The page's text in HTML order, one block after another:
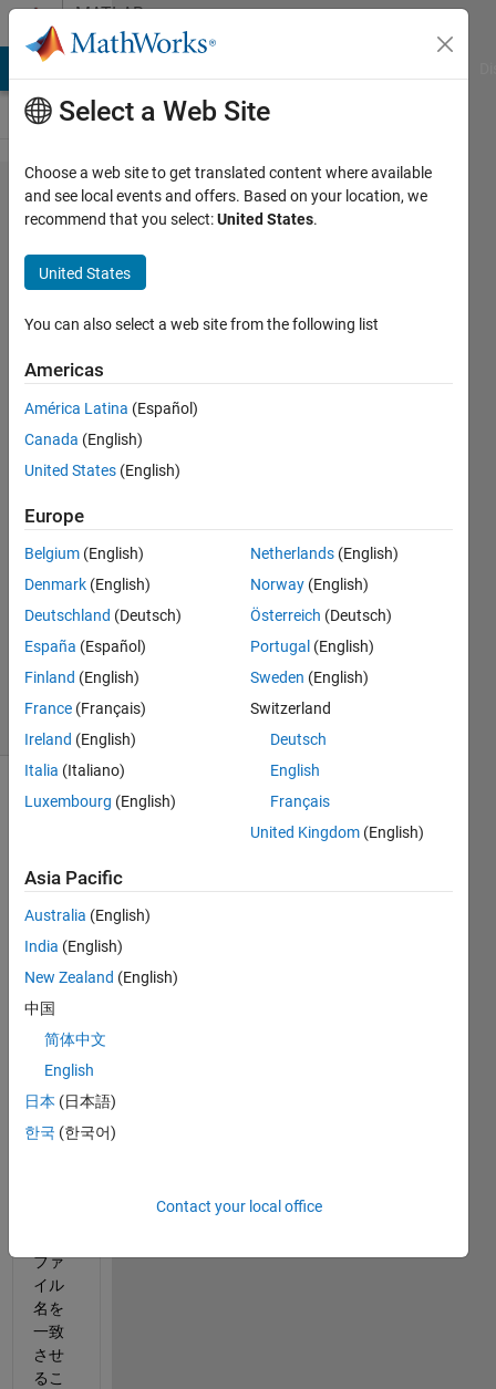
Skip to contentMATLAB
Answers
別のm
ファイ
ルの別
名関数
を呼び
出す方
法
Kazunori
Sumiya
2023
2
Answers
Accepted
Updated
4 Apr 2023
34 Views
Matla
別フ
ァイ
ルの
関数
を呼
び出
そう
とし
ファ
イル
名を
一致
させ
るこ
Select a Web Site
Choose a web site to get translated content where available
and see local events and offers. Based on your location, we
recommend that you select:United States.
United States
You can also select a web site from the following list
Americas
América Latina (Español)
Canada (English)
United States (English)
Europe
Belgium (English)
Denmark (English)
Deutschland (Deutsch)
España (Español)
Finland (English)
France (Français)
Ireland (English)
Italia (Italiano)
Luxembourg (English)
Netherlands (English)
Norway (English)
Österreich (Deutsch)
Portugal (English)
Sweden (English)
Switzerland
Deutsch
English
Français
United Kingdom (English)
Asia Pacific
Australia (English)
India (English)
New Zealand (English)
中国
简体中文
English
日本 (日本語)
한국 (한국어)
Contact your local office